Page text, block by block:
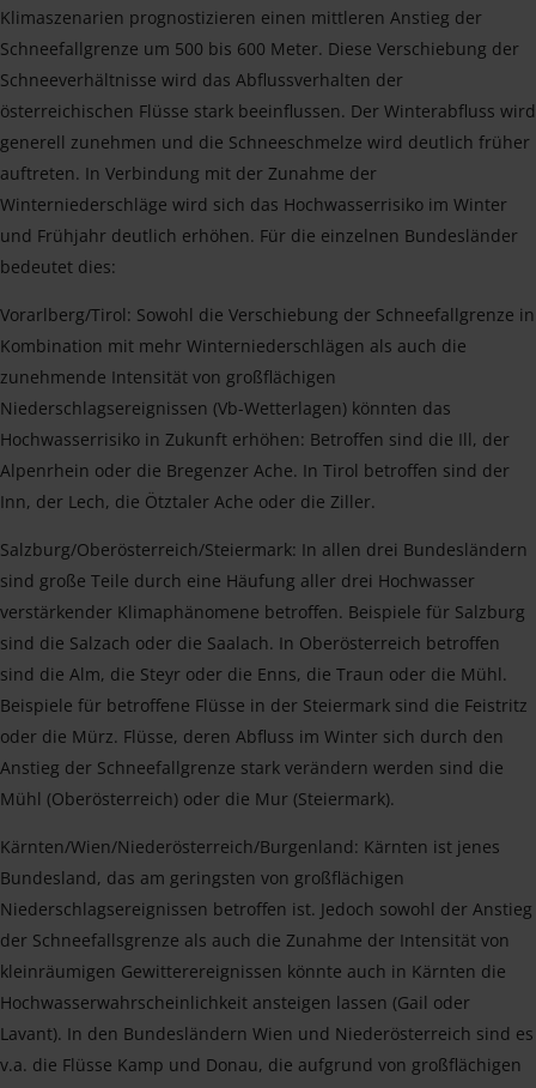
Klimaszenarien prognostizieren einen mittleren Anstieg der
Schneefallgrenze um 500 bis 600 Meter. Diese Verschiebung der
Schneeverhältnisse wird das Abflussverhalten der
österreichischen Flüsse stark beeinflussen. Der Winterabfluss wird
generell zunehmen und die Schneeschmelze wird deutlich früher
auftreten. In Verbindung mit der Zunahme der
Winterniederschläge wird sich das Hochwasserrisiko im Winter
und Frühjahr deutlich erhöhen. Für die einzelnen Bundesländer
bedeutet dies:
Vorarlberg/Tirol: Sowohl die Verschiebung der Schneefallgrenze in
Kombination mit mehr Winterniederschlägen als auch die
zunehmende Intensität von großflächigen
Niederschlagsereignissen (Vb-Wetterlagen) könnten das
Hochwasserrisiko in Zukunft erhöhen: Betroffen sind die Ill, der
Alpenrhein oder die Bregenzer Ache. In Tirol betroffen sind der
Inn, der Lech, die Ötztaler Ache oder die Ziller.
Salzburg/Oberösterreich/Steiermark: In allen drei Bundesländern
sind große Teile durch eine Häufung aller drei Hochwasser
verstärkender Klimaphänomene betroffen. Beispiele für Salzburg
sind die Salzach oder die Saalach. In Oberösterreich betroffen
sind die Alm, die Steyr oder die Enns, die Traun oder die Mühl.
Beispiele für betroffene Flüsse in der Steiermark sind die Feistritz
oder die Mürz. Flüsse, deren Abfluss im Winter sich durch den
Anstieg der Schneefallgrenze stark verändern werden sind die
Mühl (Oberösterreich) oder die Mur (Steiermark).
Kärnten/Wien/Niederösterreich/Burgenland: Kärnten ist jenes
Bundesland, das am geringsten von großflächigen
Niederschlagsereignissen betroffen ist. Jedoch sowohl der Anstieg
der Schneefallsgrenze als auch die Zunahme der Intensität von
kleinräumigen Gewitterereignissen könnte auch in Kärnten die
Hochwasserwahrscheinlichkeit ansteigen lassen (Gail oder
Lavant). In den Bundesländern Wien und Niederösterreich sind es
v.a. die Flüsse Kamp und Donau, die aufgrund von großflächigen